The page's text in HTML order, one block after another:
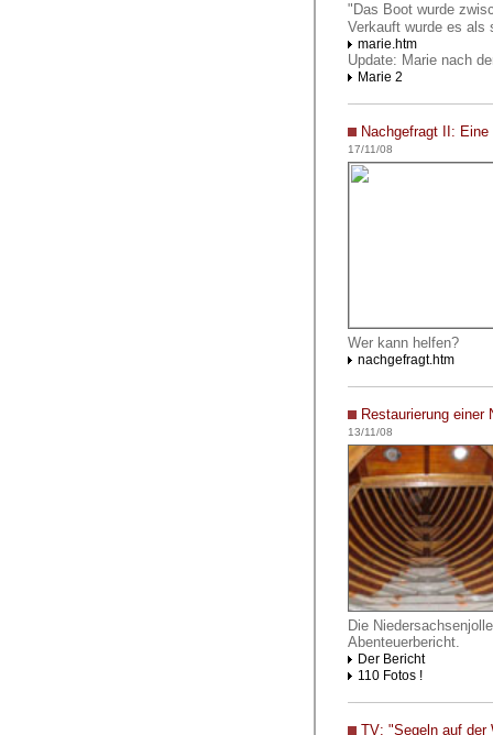
"Das Boot wurde
Verkauft wurde es als
marie.htm
Update: Marie nach
Marie 2
Nachgefragt II:
17/11/08
Wer kann helfen?
nachgefragt.htm
Restaurierung einer
13/11/08
Die
Abenteuerbericht.
Der Bericht
110 Fotos !
TV: "Segeln auf der